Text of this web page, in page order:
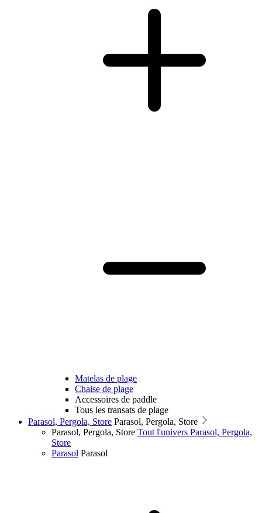
Matelas de plage
Chaise de plage
Accessoires de paddle
Tous les transats de plage
Parasol, Pergola, Store Parasol, Pergola, Store
Parasol, Pergola, Store Tout l'univers Parasol, Pergola,
Store
Parasol Parasol